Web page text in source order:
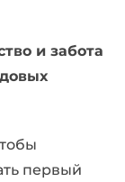
и забота
первый